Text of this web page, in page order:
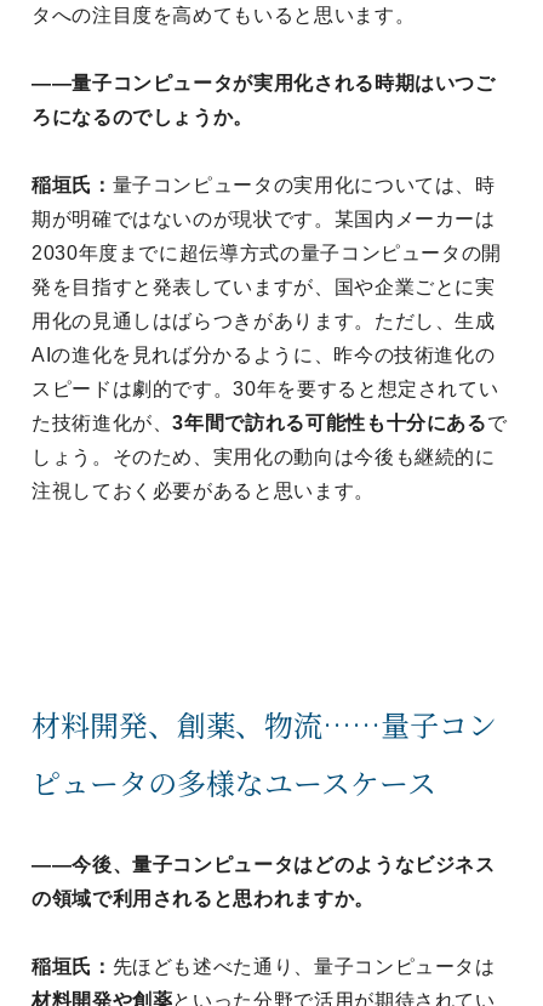
タへの注目度を高めてもいると思います。
――量子コンピュータが実用化される時期はいつご
ろになるのでしょうか。
稲垣氏： 量子コンピュータの実用化については、時
期が明確ではないのが現状です。某国内メーカーは
2030年度までに超伝導方式の量子コンピュータの開
発を目指すと発表していますが、国や企業ごとに実
用化の見通しはばらつきがあります。ただし、生成
AIの進化を見れば分かるように、昨今の技術進化の
スピードは劇的です。30年を要すると想定されてい
た技術進化が、3年間で訪れる可能性も十分にあるで
しょう。そのため、実用化の動向は今後も継続的に
注視しておく必要があると思います。
材料開発、創薬、物流……量子コン
ピュータの多様なユースケース
――今後、量子コンピュータはどのようなビジネス
の領域で利用されると思われますか。
稲垣氏： 先ほども述べた通り、量子コンピュータは
材料開発や創薬といった分野で活用が期待されてい